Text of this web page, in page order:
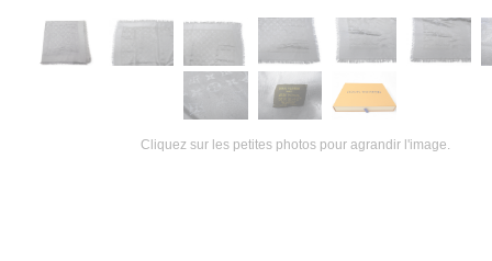
Cliquez sur les petites photos pour agrandir l'image.